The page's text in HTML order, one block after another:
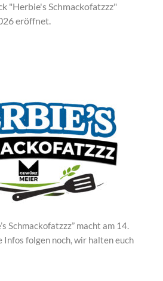
"Herbie's Schmackofatzzz"
eröffnet.
Schmackofatzzz” macht am 14.
folgen noch, wir halten euch